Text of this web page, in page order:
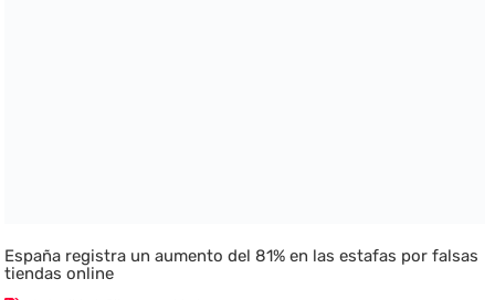
España registra un aumento del 81% en las estafas por falsas
tiendas online